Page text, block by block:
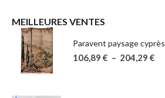
MEILLEURES VENTES
Paravent paysage cyprès
106,89 € – 204,29 €